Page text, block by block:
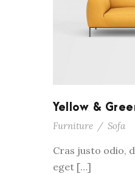
Yellow &
Furniture / Sofa
Cras justo odio,
eget […]